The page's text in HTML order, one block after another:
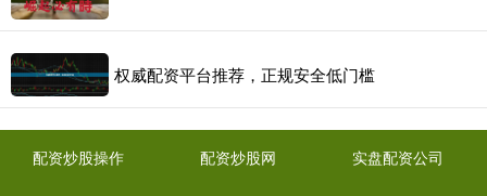
权威配资平台推荐，正规安全低门槛
配资炒股操作 配资炒股网 实盘配资公司